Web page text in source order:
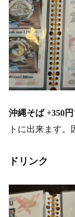
沖縄そば +350円
トに出来ます。
ドリンク